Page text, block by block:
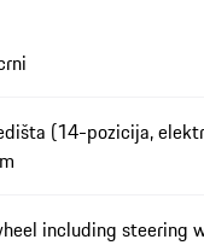
(14-pozicija,
including steering